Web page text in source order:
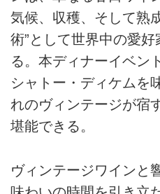
気候、収穫、そして熟
術”として世界中の愛
る。本ディナーイベン
シャトー・ディケムを
れのヴィンテージが宿
堪能できる。
ヴィンテージワインと